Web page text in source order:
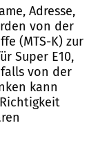
Adresse,
von der
(MTS-K) zur
Super E10,
von der
kann